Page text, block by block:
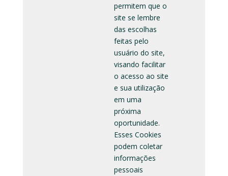
permitem que o
site se lembre
das escolhas
feitas pelo
usuário do site,
visando facilitar
o acesso ao site
e sua utilização
em uma
próxima
oportunidade.
Esses Cookies
podem coletar
informações
pessoais